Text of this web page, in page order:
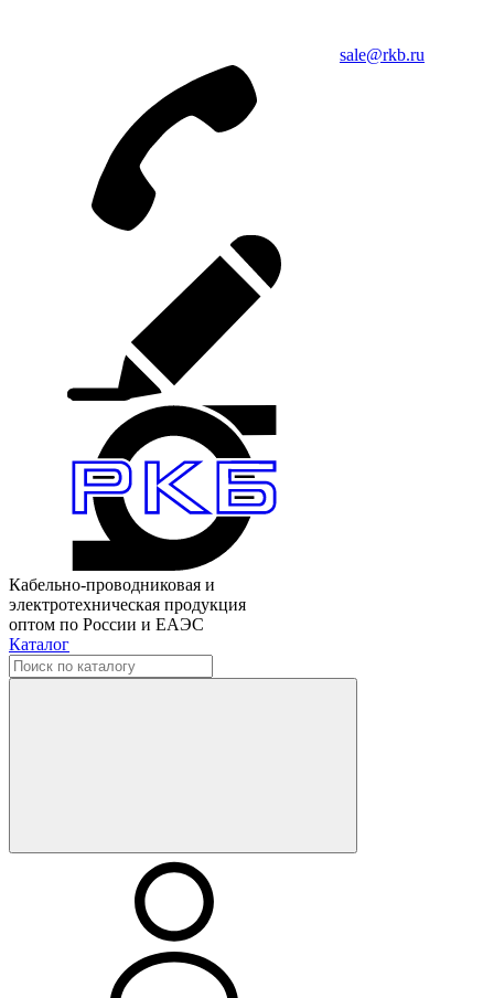
sale@rkb.ru
Кабельно-проводниковая и
электротехническая продукция
оптом по России и ЕАЭС
Каталог